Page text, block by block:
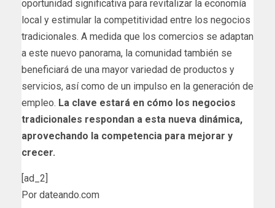
oportunidad significativa para revitalizar la economía
local y estimular la competitividad entre los negocios
tradicionales. A medida que los comercios se adaptan
a este nuevo panorama, la comunidad también se
beneficiará de una mayor variedad de productos y
servicios, así como de un impulso en la generación de
empleo. La clave estará en cómo los negocios
tradicionales respondan a esta nueva dinámica,
aprovechando la competencia para mejorar y
crecer.
[ad_2]
Por dateando.com